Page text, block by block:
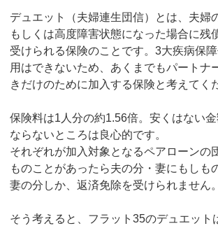
デュエット（夫婦連生団信）とは、夫婦
もしくは高度障害状態になった場合に残
受けられる保険のことです。3大疾病保
用はできないため、あくまでもパートナ
きだけのために加入する保険と考えてく
保険料は1人分の約1.56倍。安くはない
ならないところは良心的です。
それぞれが加入対象となるペアローンの
ものことがあったら夫の分・妻にもしも
妻の分しか、返済免除を受けられません。
そう考えると、フラット35のデュエット